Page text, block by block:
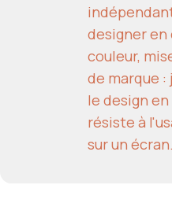
designer en
couleur,
de marque
le design
résiste à
sur un écran.